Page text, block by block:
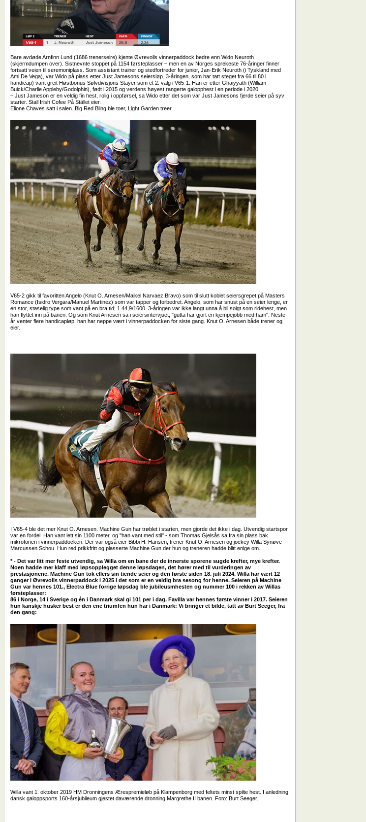
Bare avdøde Arnfinn Lund (1686 trenerseire) kjente Øvrevolls vinnerpaddock bedre enn Wido Neuroth
(skjermdumpen over). Sistnevnte stoppet på 1154 førsteplasser – men en av Norges sprekeste 76-åringer finner
fortsatt veien til seremoniplass. Som assistant trainer og stedfortreder for junior, Jan-Erik Neuroth (i Tyskland med
Ami De Vega), var Wido på plass etter Just Jamesons seiersløp. 3-åringen, som har tatt steget fra 66 til 80 i
handicap) vant greit Høstbonus Sølvdivisjons Stayer som et 2. valg i V65-1. Han er etter Ghaiyyath (William
Buick/Charlie Appleby/Godolphin), født i 2015 og verdens høyest rangerte galopphest i en periode i 2020.
– Just Jameson er en veldig fin hest, rolig i oppførsel, sa Wido etter det som var Just Jamesons fjerde seier på syv
starter. Stall Irish Cofee På Stället eier.
Elione Chaves satt i salen. Big Red Bling ble toer, Light Garden treer.
V65-2 gikk til favoritten Angelo (Knut O. Arnesen/Maikel Narvaez Bravo) som til slutt koblet seiersgrepet på Masters
Romance (Isidro Vergara/Manuel Martinez) som var tapper og forbedret. Angelo, som har snust på en seier lenge, er
en stor, staselig type som vant på en bra tid; 1.44,9/1600. 3-åringen var ikke langt unna å bli solgt som ridehest, men
han flyttet inn på banen. Og som Knut Arnesen sa i seiersintervjuet; "gutta har gjort en kjempejobb med ham". Neste
år venter flere handicapløp, han har neppe vært i vinnerpaddocken for siste gang. Knut O. Arnesen både trener og
eier.
I V65-4 ble det mer Knut O. Arnesen. Machine Gun har trøblet i starten, men gjorde det ikke i dag. Utvendig startspor
var en fordel. Han vant lett sin 1100 meter, og "han vant med stil" - som Thomas Gjelsås sa fra sin plass bak
mikrofonen i vinnerpaddocken. Der var også eier Bibbi H. Hansen, trener Knut O. Arnesen og jockey Willa Synøve
Marcussen Schou. Hun red prikkfritt og plasserte Machine Gun der hun og treneren hadde blitt enige om.
* - Det var litt mer feste utvendig, sa Willa om en bane der de innerste sporene sugde krefter, mye krefter.
Noen hadde mer klaff med løpsopplegget denne løpsdagen, det hører med til vurderingen av
prestasjonene. Machine Gun tok ellers sin tiende seier og den første siden 18. juli 2024. Willa har vært 12
ganger i Øvrevolls vinnerpaddock i 2025 i det som er en veldig bra sesong for henne. Seieren på Machine
Gun var hennes 101., Electra Blue forrige løpsdag ble jubileusmhesten og nummer 100 i rekken av Willas
førsteplasser:
86 i Norge, 14 i Sverige og én i Danmark skal gi 101 per i dag. Favilla var hennes første vinner i 2017. Seieren
hun kanskje husker best er den ene triumfen hun har i Danmark: Vi bringer et bilde, tatt av Burt Seeger, fra
den gang:
Willa vant 1. oktober 2019 HM Dronningens Ærespremieløb på Klampenborg med feltets minst spilte hest. I anledning
dansk galoppsports 160-årsjubileum gjestet daværende dronning Margrethe II banen. Foto: Burt Seeger.